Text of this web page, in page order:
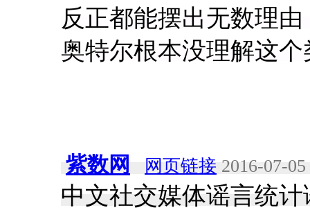
反正都能摆出无数理
奥特尔根本没理解这
紫数网 网页链接 2016-07-
中文社交媒体谣言统